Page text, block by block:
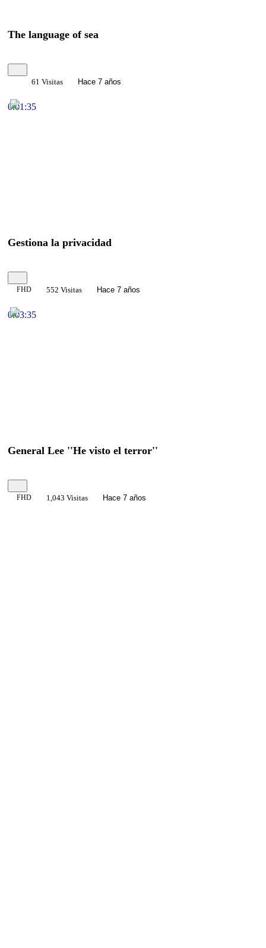
The language of sea
61 Visitas Hace 7 años
0:01:35
Gestiona la privacidad
FHD 552 Visitas Hace 7 años
0:03:35
General Lee ''He visto el terror''
FHD 1,043 Visitas Hace 7 años